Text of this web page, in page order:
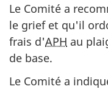
Le Comité a
le grief et qu'il
frais d'APH au
de base.
Le Comité a